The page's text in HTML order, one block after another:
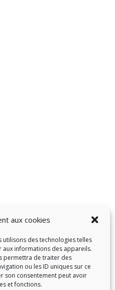
aux cookies
des technologies telles
informations des appareils.
permettra de traiter des
ou les ID uniques sur ce
son consentement peut avoir
et fonctions.